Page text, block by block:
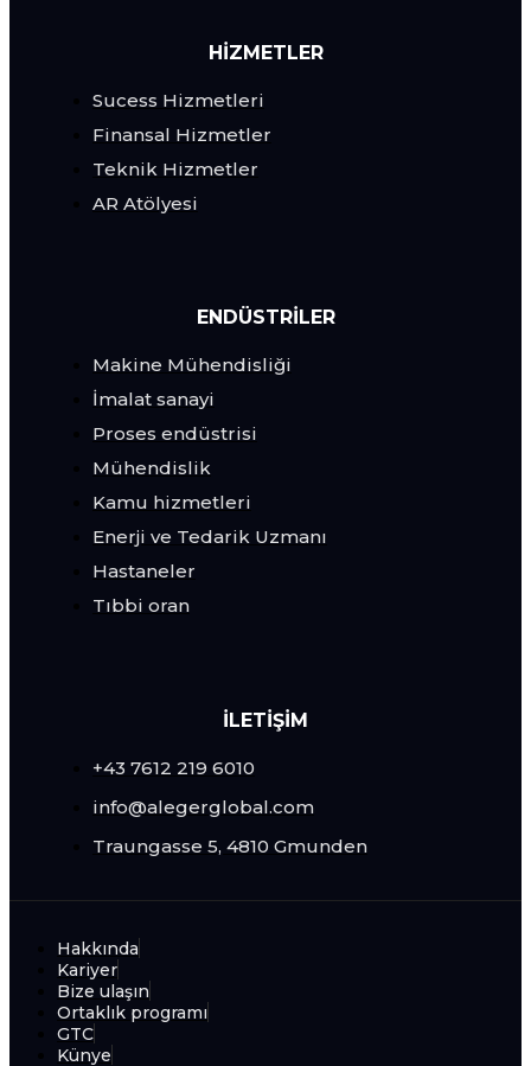
HİZMETLER
Sucess Hizmetleri
Finansal Hizmetler
Teknik Hizmetler
AR Atölyesi
ENDÜSTRILER
Makine Mühendisliği
İmalat sanayi
Proses endüstrisi
Mühendislik
Kamu hizmetleri
Enerji ve Tedarik Uzmanı
Hastaneler
Tıbbi oran
İLETİŞİM
+43 7612 219 6010
info@alegerglobal.com
Traungasse 5, 4810 Gmunden
Hakkında
Kariyer
Bize ulaşın
Ortaklık programı
GTC
Künye